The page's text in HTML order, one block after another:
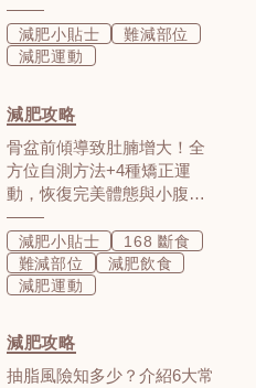
減肥小貼士
難減部位
減肥運動
減肥攻略
骨盆前傾導致肚腩增大！全
方位自測方法+4種矯正運
動，恢復完美體態與小腹說
拜拜！
減肥小貼士
168 斷食
難減部位
減肥飲食
減肥運動
減肥攻略
抽脂風險知多少？介紹6大常